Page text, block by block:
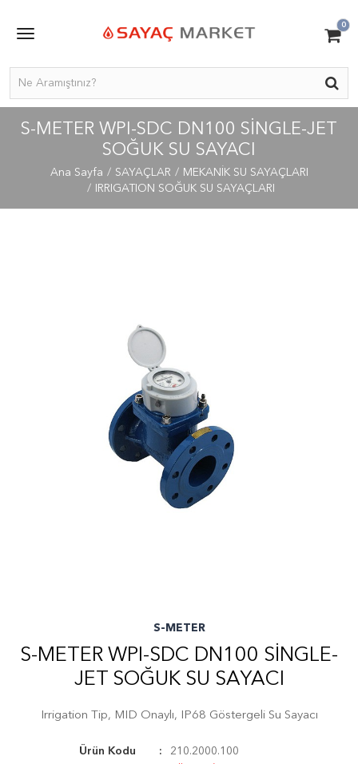
0
S-METER WPI-SDC DN100 SINGLE-JET
SOĞUK SU SAYACI
Ana Sayfa SAYAÇLAR
MEKANİK SU SAYAÇLARI
IRRIGATION SOĞUK SU SAYAÇLARI
S-METER
S-METER WPI-SDC DN100 SINGLE-
JET SOĞUK SU SAYACI
Irrigation Tip, MID Onaylı, IP68 Göstergeli Su Sayacı
Ürün Kodu
210.2000.100